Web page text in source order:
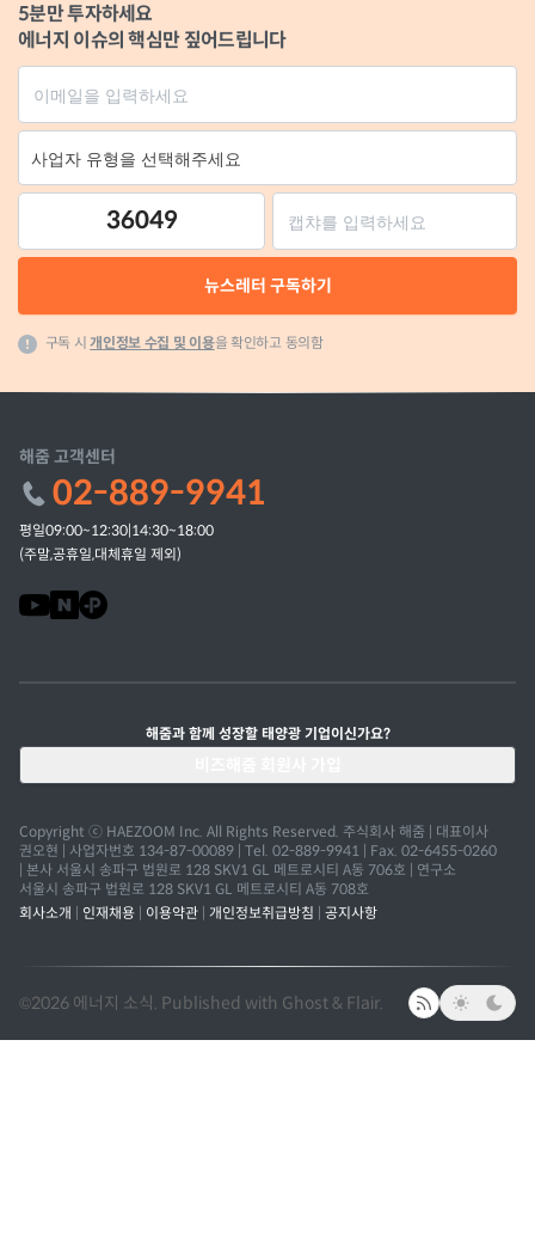
5분만 투자하세요
에너지 이슈의 핵심만 짚어드립니다
36049
뉴스레터 구독하기
구독 시개인정보 수집 및 이용을 확인하고 동의함
해줌 고객센터
02-889-9941
평일09:00~12:30|14:30~18:00
(주말,공휴일,대체휴일 제외)
Copyright ⓒ HAEZOOM Inc. All Rights Reserved. 주식회사 해줌 | 대표이사
권오현 | 사업자번호 134-87-00089 | Tel. 02-889-9941 | Fax. 02-6455-0260
| 본사 서울시 송파구 법원로 128 SKV1 GL 메트로시티 A동 706호 | 연구소
서울시 송파구 법원로 128 SKV1 GL 메트로시티 A동 708호
회사소개
인재채용 이용약관 개인정보취급방침 공지사항
해줌과 함께 성장할 태양광 기업이신가요?
©2026 에너지 소식. Published with Ghost& Flair.
RSS